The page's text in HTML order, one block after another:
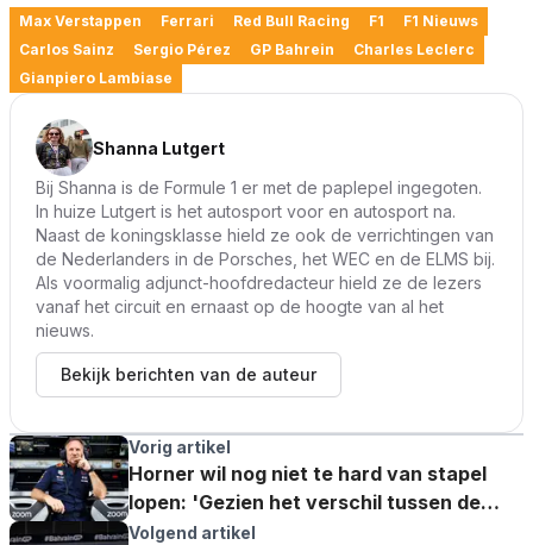
Max Verstappen Ferrari Red Bull Racing F1
F1 Nieuws
Carlos Sainz
Sergio Pérez GP Bahrein
Charles Leclerc
Gianpiero Lambiase
Shanna Lutgert
Bij Shanna is de Formule 1 er met de paplepel ingegoten.
In huize Lutgert is het autosport voor en autosport na.
Naast de koningsklasse hield ze ook de verrichtingen van
de Nederlanders in de Porsches, het WEC en de ELMS bij.
Als voormalig adjunct-hoofdredacteur hield ze de lezers
vanaf het circuit en ernaast op de hoogte van al het
nieuws.
Bekijk berichten van de auteur
Vorig artikel
Horner wil nog niet te hard van stapel
lopen: 'Gezien het verschil tussen de
circuits'
Volgend artikel